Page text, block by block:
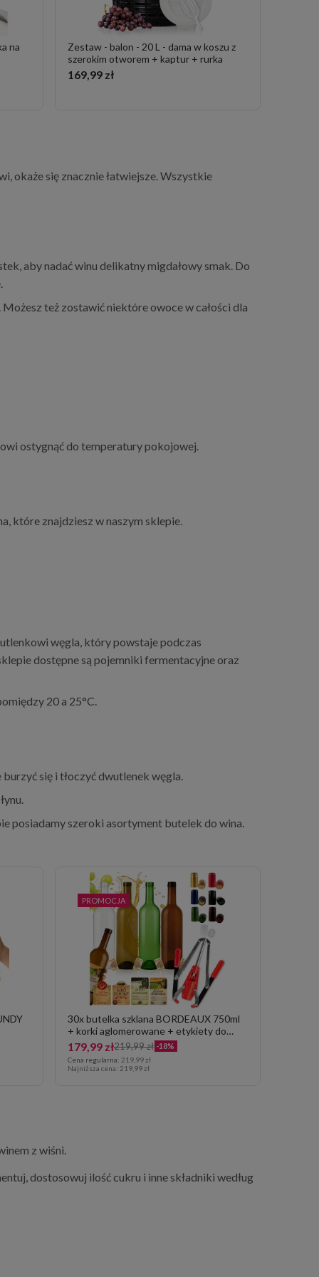
na
Zestaw - balon - 20 L - dama w koszu z
szerokim otworem + kaptur + rurka
169,99 zł
okaże się znacznie łatwiejsze. Wszystkie
aby nadać winu delikatny migdałowy smak. Do
też zostawić niektóre owoce w całości dla
ostygnąć do temperatury pokojowej.
które znajdziesz w naszym sklepie.
węgla, który powstaje podczas
dostępne są pojemniki fermentacyjne oraz
20 a 25°C.
się i tłoczyć dwutlenek węgla.
posiadamy szeroki asortyment butelek do wina.
30x butelka szklana BORDEAUX 750ml
+ korki aglomerowane + etykiety do
wina + kapturki termokurczliwe +
korkownica dwuramienna
179,99 zł219,99 zł -18%
Cena regularna: 219,99 zł
Najniższa cena: 219,99 zł
PROMOCJA
z wiśni.
dostosowuj ilość cukru i inne składniki według